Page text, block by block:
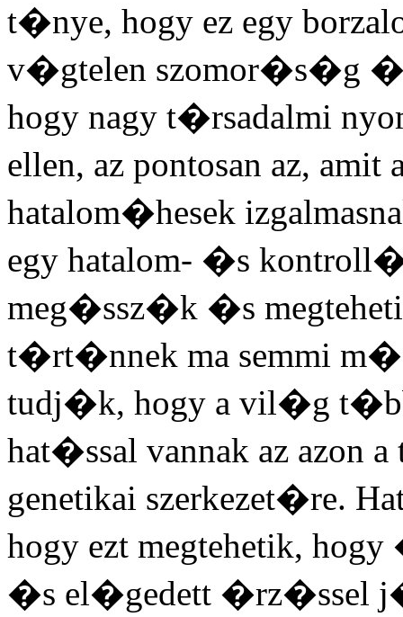
t�nye, hogy ez egy
v�gtelen szomor�s�g
hogy nagy t�rsadalmi
ellen, az pontosan az,
hatalom�hesek
egy hatalom- �s
meg�ssz�k �s
t�rt�nnek ma semmi
tudj�k, hogy a vil�g
hat�ssal vannak az azon
genetikai szerkezet�re.
hogy ezt megtehetik,
�s el�gedett �rz�ssel